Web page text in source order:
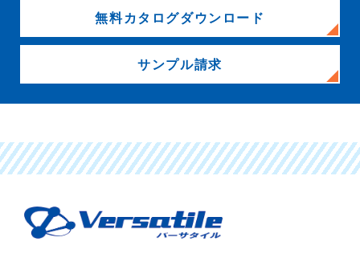
無料カタログダウンロード
サンプル請求